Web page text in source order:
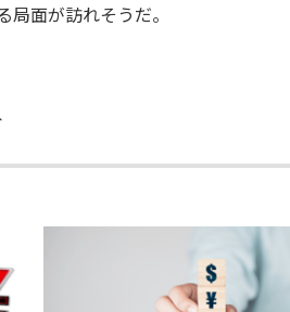
面が訪れそうだ。